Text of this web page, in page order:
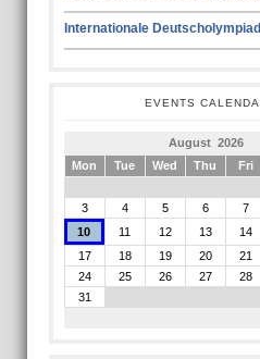
Internationale
EVENTS
August 2026
Mon
Tue Wed Thu Fri
3
4 5 6 7
10
11 12 13 14
17
18 19 20 21
24
25 26 27 28
31